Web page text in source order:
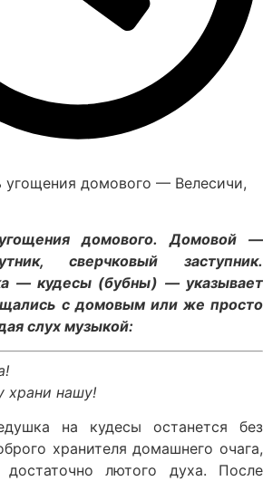
домового. Домовой —
сверчковый заступник.
— кудесы (бубны) — указывает
с домовым или же просто
слух музыкой:
храни нашу!
на кудесы останется без
хранителя домашнего очага,
лютого духа. После